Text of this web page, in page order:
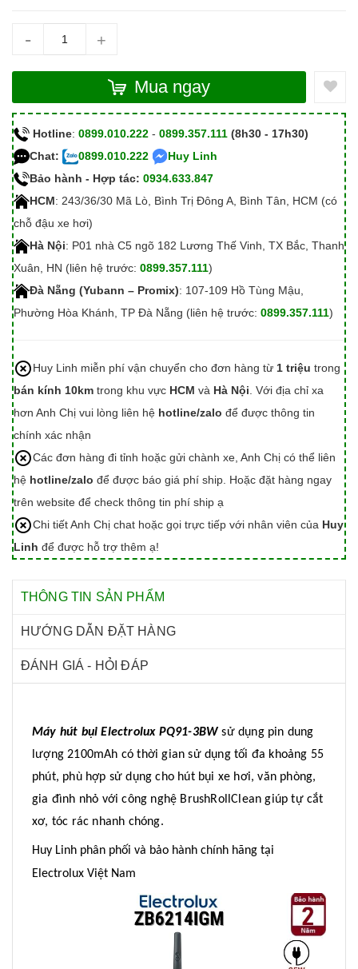
- +
Mua ngay
Hotline: 0899.010.222 - 0899.357.111 (8h30 - 17h30)
Chat:
0899.010.222
Huy Linh
Bảo hành - Hợp tác: 0934.633.847
HCM: 243/36/30 Mã Lò, Bình Trị Đông A, Bình Tân, HCM (có
chỗ đậu xe hơi)
Hà Nội: P01 nhà C5 ngõ 182 Lương Thế Vinh, TX Bắc, Thanh
Xuân, HN (liên hệ trước: 0899.357.111)
Đà Nẵng (Yubann – Promix): 107-109 Hồ Tùng Mậu,
Phường Hòa Khánh, TP Đà Nẵng (liên hệ trước: 0899.357.111)
Huy Linh miễn phí vận chuyển cho đơn hàng từ 1 triệu trong
bán kính 10km trong khu vực HCM và Hà Nội . Với địa chỉ xa
hơn Anh Chị vui lòng liên hệ hotline/zalo để được thông tin
chính xác nhận
Các đơn hàng đi tỉnh hoặc gửi chành xe, Anh Chị có thể liên
hệ hotline/zalo để được báo giá phí ship. Hoặc đặt hàng ngay
trên website để check thông tin phí ship ạ
Chi tiết Anh Chị chat hoặc gọi trực tiếp với nhân viên của Huy
Linh để được hỗ trợ thêm ạ!
THÔNG TIN SẢN PHẨM
HƯỚNG DẪN ĐẶT HÀNG
ĐÁNH GIÁ - HỎI ĐÁP
Máy hút bụi Electrolux PQ91-3BW sử dụng pin dung
lượng 2100mAh có thời gian sử dụng tối đa khoảng 55
phút, phù hợp sử dụng cho hút bụi xe hơi, văn phòng,
gia đình nhỏ với công nghệ BrushRollClean giúp tự cắt
xơ, tóc rác nhanh chóng.
Huy Linh phân phối và bảo hành chính hãng tại
Electrolux Việt Nam